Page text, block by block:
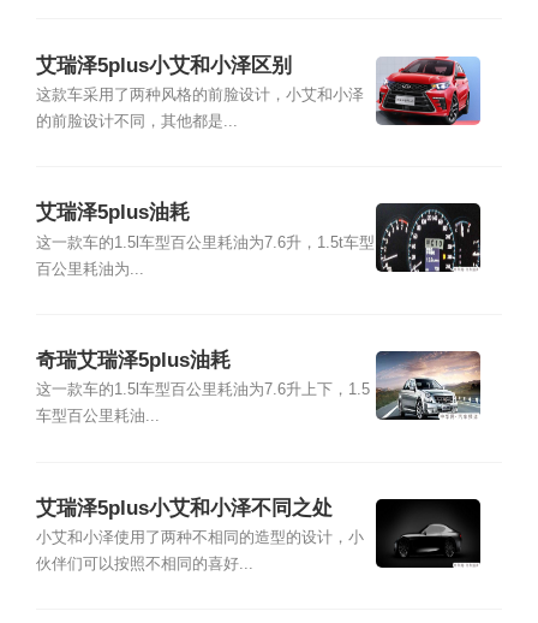
艾瑞泽5plus小艾和小泽区别
这款车采用了两种风格的前脸设计，小艾和小泽
的前脸设计不同，其他都是...
艾瑞泽5plus油耗
这一款车的1.5l车型百公里耗油为7.6升，1.5t车型
百公里耗油为...
奇瑞艾瑞泽5plus油耗
这一款车的1.5l车型百公里耗油为7.6升上下，1.5
车型百公里耗油...
艾瑞泽5plus小艾和小泽不同之处
小艾和小泽使用了两种不相同的造型的设计，小
伙伴们可以按照不相同的喜好...